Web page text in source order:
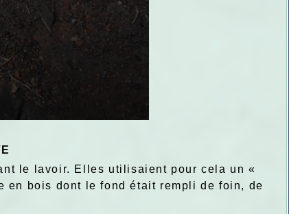
le lavoir. Elles utilisaient pour cela un «
en bois dont le fond était rempli de foin, de